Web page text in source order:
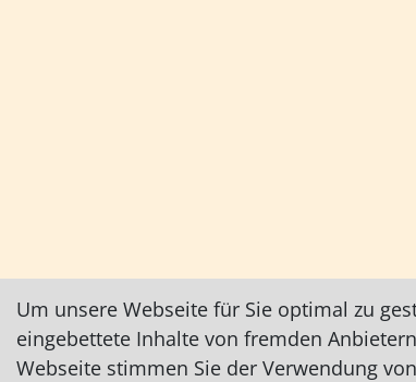
Um unsere Webseite für Sie optimal zu
eingebettete Inhalte von fremden
Webseite stimmen Sie der Verwendung